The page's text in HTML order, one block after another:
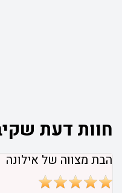
חוות דעת
הבת מצווה של אילונה